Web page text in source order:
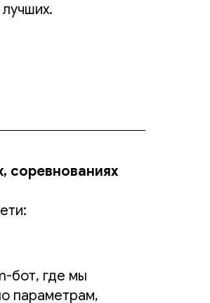
соревнованиях
бот, где мы
параметрам,